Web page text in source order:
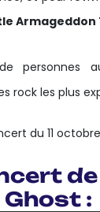
Armageddon
personnes
rock les plus
du 11
: